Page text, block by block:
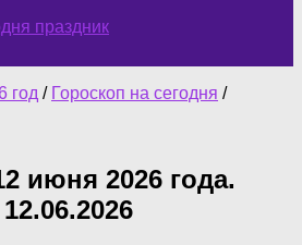
праздник
год / Гороскоп на сегодня /
июня 2026 года.